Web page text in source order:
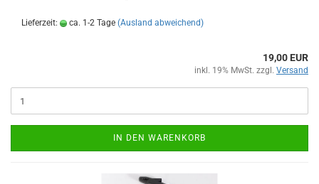
Lieferzeit: ca. 1-2 Tage (Ausland abweichend)
19,00 EUR
inkl. 19% MwSt. zzgl. Versand
IN DEN WARENKORB